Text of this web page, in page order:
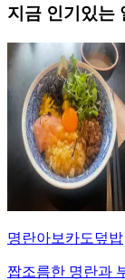
지금 인기있는
명란아보카도덮밥
짭조름한 명란과